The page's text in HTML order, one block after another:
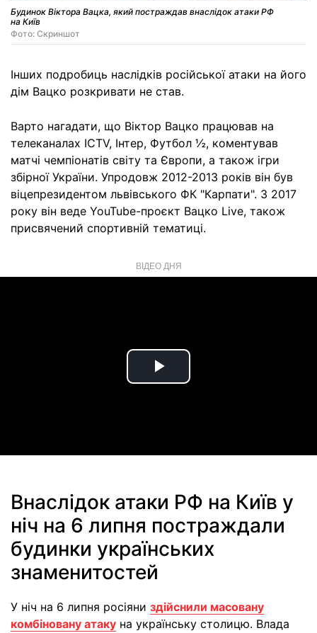
Будинок Віктора Вацка, який постраждав внаслідок атаки РФ
на Київ
Фото: Скриншот
Інших подробиць наслідків російської атаки на його
дім Вацко розкривати не став.
Варто нагадати, що Віктор Вацко працював на
телеканалах ICTV, Інтер, Футбол ½, коментував
матчі чемпіонатів світу та Європи, а також ігри
збірної України. Упродовж 2012-2013 років він був
віцепрезидентом львівського ФК "Карпати". З 2017
року він веде YouTube-проєкт Вацко Live, також
присвячений спортивній тематиці.
ВІДЕО ДНЯ
Play
Внаслідок атаки РФ на Київ у
ніч на 6 липня постраждали
будинки українських
знаменитостей
У ніч на 6 липня росіяни здійснили масовану
комбіновану атаку на українську столицю. Влада